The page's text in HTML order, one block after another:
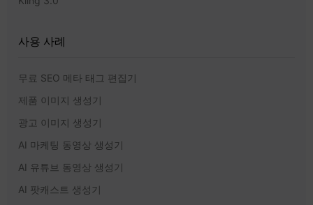
사용 사례
무료 SEO 메타 태그 편집기
제품 이미지 생성기
광고 이미지 생성기
AI 마케팅 동영상 생성기
AI 유튜브 동영상 생성기
AI 팟캐스트 생성기